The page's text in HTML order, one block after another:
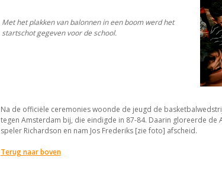
Met het plakken van balonnen in een boom werd het
startschot gegeven voor de school.
Na de officiële ceremonies woonde de jeugd de
tegen Amsterdam bij, die eindigde in 87-84. Daarin gloreerde de
speler Richardson en nam Jos Frederiks [zie foto] afscheid.
Terug naar boven